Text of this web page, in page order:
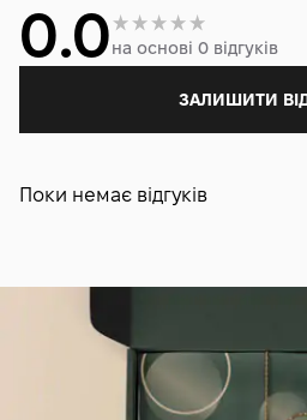
0.0на основі 0 відгуків
ЗАЛИШИТИ
Поки немає відгуків